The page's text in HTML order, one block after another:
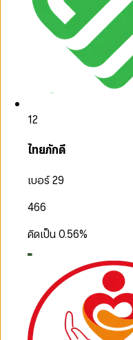
12
ไทยภักดี
เบอร์ 29
466
คิดเป็น0.56%